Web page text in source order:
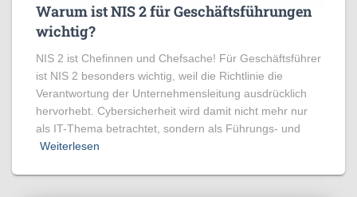
Warum ist NIS 2 für Geschäftsführungen
wichtig?
NIS 2 ist Chefinnen und Chefsache! Für Geschäftsführer
ist NIS 2 besonders wichtig, weil die Richtlinie die
Verantwortung der Unternehmensleitung ausdrücklich
hervorhebt. Cybersicherheit wird damit nicht mehr nur
als IT-Thema betrachtet, sondern als Führungs- und
Weiterlesen